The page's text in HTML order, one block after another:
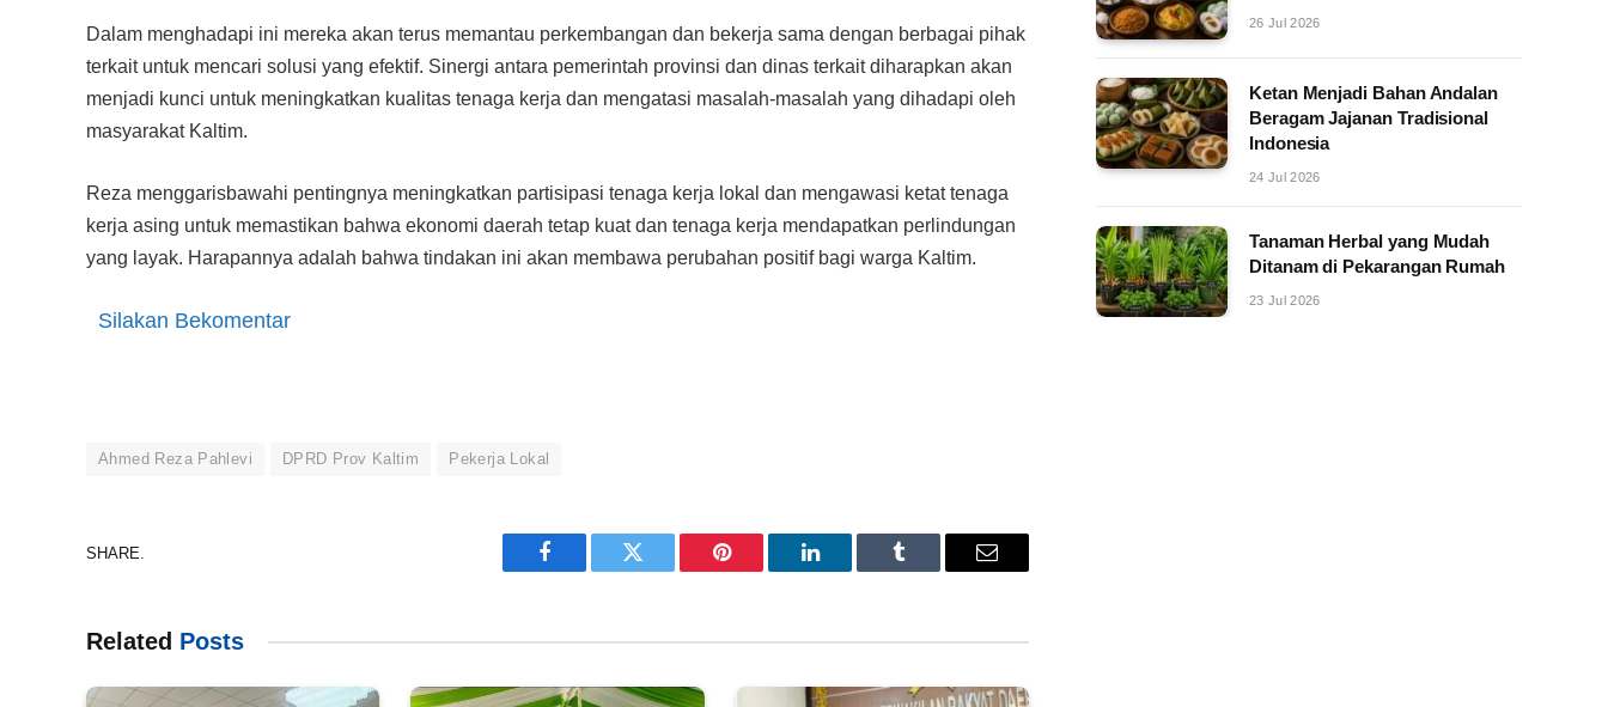
Dalam menghadapi ini mereka akan terus memantau perkembangan dan bekerja sama dengan berbagai pihak
terkait untuk mencari solusi yang efektif. Sinergi antara pemerintah provinsi dan dinas terkait diharapkan akan
menjadi kunci untuk meningkatkan kualitas tenaga kerja dan mengatasi masalah-masalah yang dihadapi oleh
masyarakat Kaltim.
Reza menggarisbawahi pentingnya meningkatkan partisipasi tenaga kerja lokal dan mengawasi ketat tenaga
kerja asing untuk memastikan bahwa ekonomi daerah tetap kuat dan tenaga kerja mendapatkan perlindungan
yang layak. Harapannya adalah bahwa tindakan ini akan membawa perubahan positif bagi warga Kaltim.
Silakan Bekomentar
Ahmed Reza Pahlevi DPRD Prov Kaltim Pekerja Lokal
SHARE.
Facebook Twitter Pinterest LinkedIn Tumblr Email
Related Posts
26 Jul 2026
Ketan Menjadi Bahan Andalan
Beragam Jajanan Tradisional
Indonesia
24 Jul 2026
Tanaman Herbal yang Mudah
Ditanam di Pekarangan Rumah
23 Jul 2026